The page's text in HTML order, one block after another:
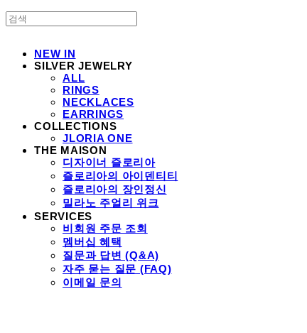
NEW IN
SILVER JEWELRY
ALL
RINGS
NECKLACES
EARRINGS
COLLECTIONS
JLORIA ONE
THE MAISON
디자이너 즐로리아
즐로리아의 아이덴티티
즐로리아의 장인정신
밀라노 주얼리 위크
SERVICES
비회원 주문 조회
멤버십 혜택
질문과 답변 (Q&A)
자주 묻는 질문 (FAQ)
이메일 문의